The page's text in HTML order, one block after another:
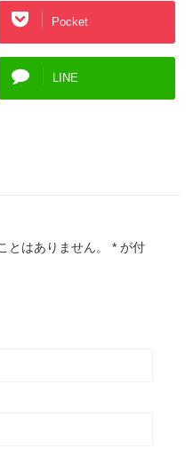
Pocket
LINE
とはありません。 * が付